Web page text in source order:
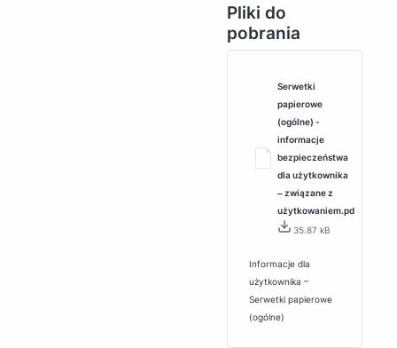
Pliki do
pobrania
Serwetki
papierowe
(ogólne) -
informacje
bezpieczeństwa
dla użytkownika
‒ związane z
użytkowaniem.pd
35.87 kB
Informacje dla
użytkownika –
Serwetki papierowe
(ogólne)